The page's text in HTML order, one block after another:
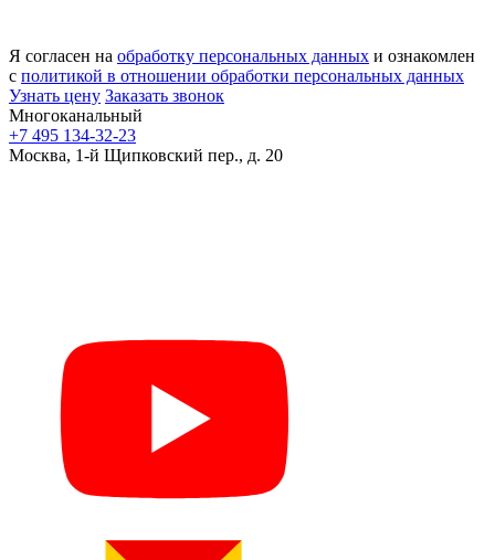
Я согласен на обработку персональных данных и ознакомлен
с политикой в отношении обработки персональных данных
Узнать цену Заказать звонок
Многоканальный
+7 495 134-32-23
Москва, 1-й Щипковский пер., д. 20